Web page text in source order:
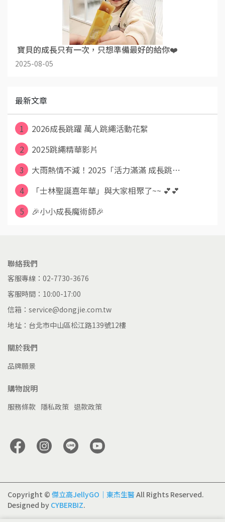
​ 寶貝的成長只有一次，只想準備最好的給你❤️
2025-08-05
最新文章
1
2026成長跳躍 萬人跳繩活動花絮
2
2025跳繩精華影片
3
大雨熱情不減！2025「活力滿滿 成長跳⋯
4
「士林聖誕嘉年華」與大家相聚了~~ 💕💕
5
🎉小小成長魔術師🎉
聯絡我們
客服專線：02-7730-3676
客服時間：10:00-17:00
信箱：service@dongjie.com.tw
地址：台北市中山區松江路139號12樓
關於我們
品牌願景
購物說明
服務條款 隱私政策 退款政策
Copyright © 傑立高JellyGO｜東杰生醫All Rights Reserved.
Designed by CYBERBIZ.